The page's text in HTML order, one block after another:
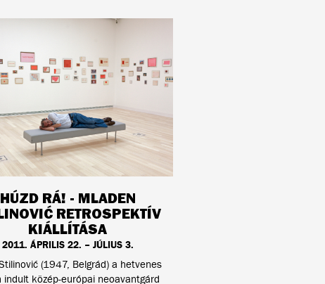
HÚZD RÁ! - MLADEN
RETROSPEKTÍV
KIÁLLÍTÁSA
2011. ÁPRILIS 22. – JÚLIUS 3.
(1947, Belgrád) a hetvenes
indult közép-európai neoavantgárd